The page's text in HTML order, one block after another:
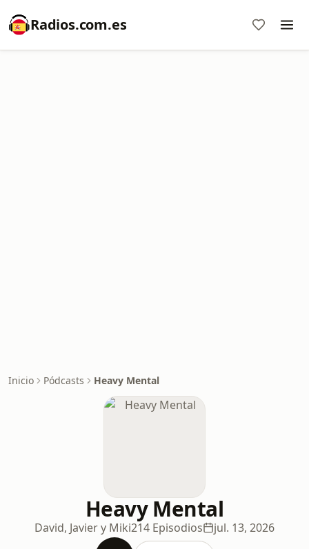
Radios.com.es
Inicio Pódcasts Heavy Mental
Heavy Mental
David, Javier y Miki214 Episodios jul. 13, 2026